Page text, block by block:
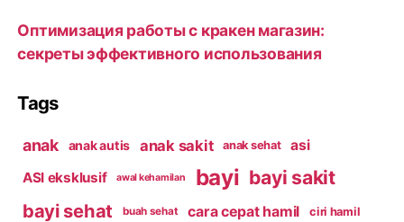
Оптимизация работы с кракен магазин:
секреты эффективного использования
Tags
anak anak autis anak sakit anak sehat
asi
ASI eksklusif
awal kehamilan bayi bayi sakit
bayi sehat buah sehat cara cepat hamil ciri hamil